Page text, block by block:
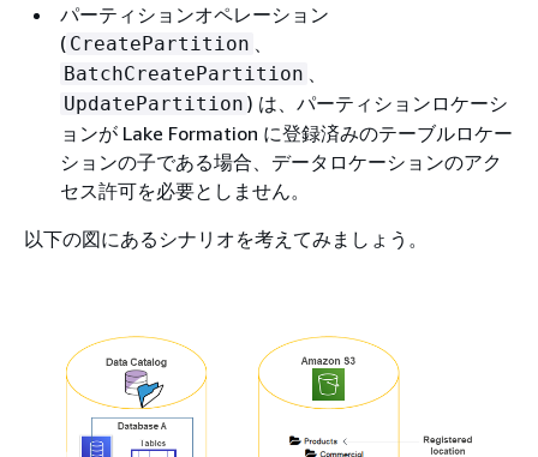
パーティションオペレーション
( CreatePartition 、
BatchCreatePartition 、
UpdatePartition ) は、パーティションロケーシ
ョンが Lake Formation に登録済みのテーブルロケー
ションの子である場合、データロケーションのアク
セス許可を必要としません。
以下の図にあるシナリオを考えてみましょう。